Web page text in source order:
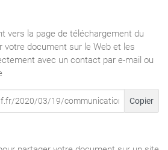
vers la page de téléchargement du
votre document sur le Web et les
avec un contact par e-mail ou
Copier